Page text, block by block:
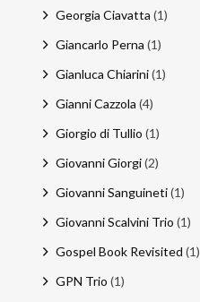
Georgia Ciavatta (1)
Giancarlo Perna (1)
Gianluca Chiarini(1)
Gianni Cazzola (4)
Giorgio di Tullio (1)
Giovanni Giorgi(2)
Giovanni Sanguineti(1)
Giovanni Scalvini Trio (1)
Gospel Book Revisited (1)
GPN Trio (1)